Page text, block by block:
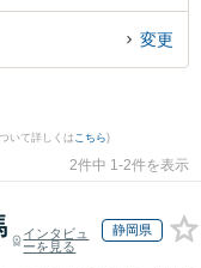
者さんにおすすめです。
変更
いて詳しくは こちら)
2件中 1-2件を表示
インタビュ
ーを見る
静岡県